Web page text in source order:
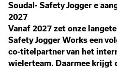
Soudal- Safety Jogger e
2027
Vanaf 2027 zet onze
Safety Jogger Works een
co-titelpartner van het
wielerteam. Daarmee krijgt